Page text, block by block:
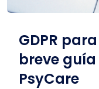
GDPR
breve
PsyCare